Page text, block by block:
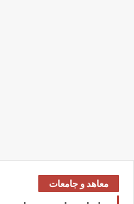
معاهد و جامعات